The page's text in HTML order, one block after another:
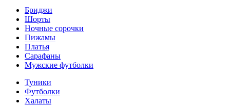
Бриджи
Шорты
Ночные сорочки
Пижамы
Платья
Сарафаны
Мужские футболки
Туники
Футболки
Халаты